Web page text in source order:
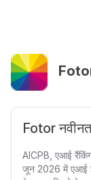
Fotor
AICPB, एआई
जून 2026 में एआई